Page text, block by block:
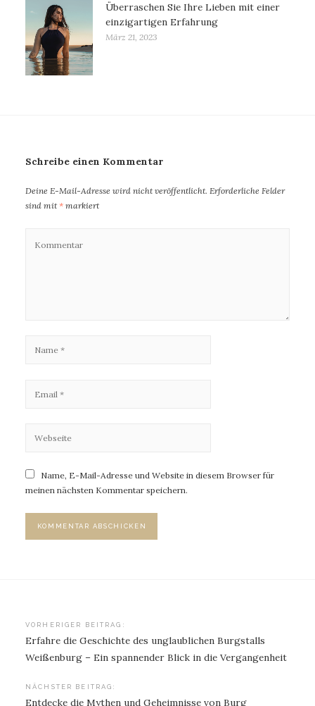
Überraschen Sie Ihre Lieben mit einer
einzigartigen Erfahrung
März 21, 2023
Schreibe einen Kommentar
Deine E-Mail-Adresse wird nicht veröffentlicht. Erforderliche Felder
sind mit* markiert
Name, E-Mail-Adresse und Website in diesem Browser für
meinen nächsten Kommentar speichern.
Beitragsnavigation
VORHERIGER BEITRAG:
Erfahre die Geschichte des unglaublichen Burgstalls
Weißenburg – Ein spannender Blick in die Vergangenheit
NÄCHSTER BEITRAG:
Entdecke die Mythen und Geheimnisse von Burg